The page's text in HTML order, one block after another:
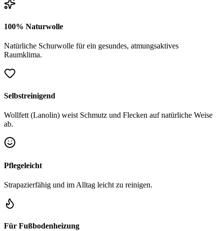
100% Naturwolle
Natürliche Schurwolle für ein gesundes, atmungsaktives
Raumklima.
Selbstreinigend
Wollfett (Lanolin) weist Schmutz und Flecken auf natürliche Weise
ab.
Pflegeleicht
Strapazierfähig und im Alltag leicht zu reinigen.
Für Fußbodenheizung